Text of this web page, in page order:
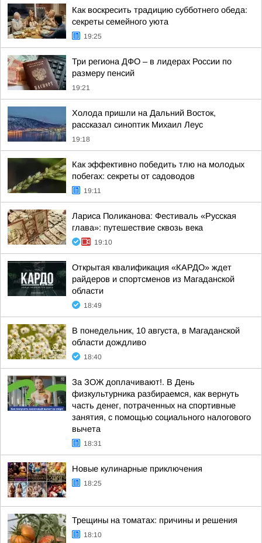
Как воскресить традицию субботнего обеда:
секреты семейного уюта
19:25
Три региона ДФО – в лидерах России по
размеру пенсий
19:21
Холода пришли на Дальний Восток,
рассказал синоптик Михаил Леус
19:18
Как эффективно победить тлю на молодых
побегах: секреты от садоводов
19:11
Лариса Поликанова: Фестиваль «Русская
глава»: путешествие сквозь века
19:10
Открытая квалификация «КАРДО» ждет
райдеров и спортсменов из Магаданской
области
18:49
В понедельник, 10 августа, в Магаданской
области дождливо
18:40
За ЗОЖ доплачивают!. В День
физкультурника разбираемся, как вернуть
часть денег, потраченных на спортивные
занятия, с помощью социального налогового
вычета
18:31
Новые кулинарные приключения
18:25
Трещины на томатах: причины и решения
18:10